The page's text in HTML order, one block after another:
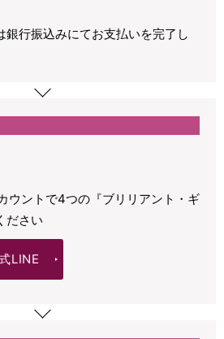
銀行振込みにてお支払いを完了し
ウントで4つの『ブリリアント・ギ
ださい
LINE